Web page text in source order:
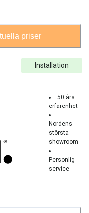
priser
Installation
50 års
erfarenhet
Nordens
största
showroom
Personlig
service